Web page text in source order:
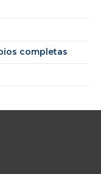
completas